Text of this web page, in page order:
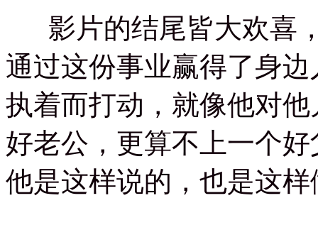
影片的结尾皆大欢喜
通过这份事业赢得了身
执着而打动，就像他对
好老公，更算不上一个
他是这样说的，也是这样